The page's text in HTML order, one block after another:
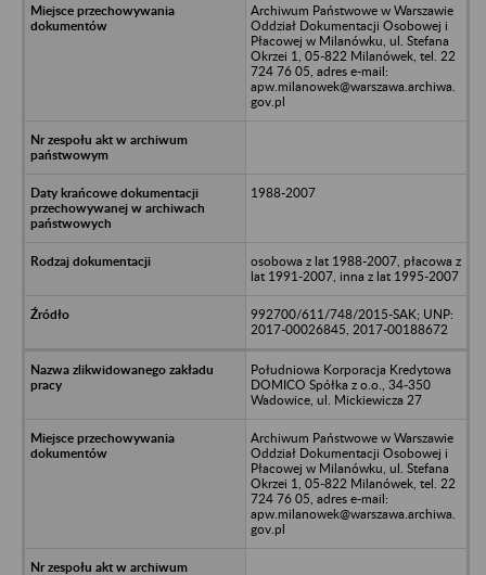
Archiwum Państwowe w Warszawie
Oddział Dokumentacji Osobowej i
Płacowej w Milanówku, ul. Stefana
Okrzei 1, 05-822 Milanówek, tel. 22
724 76 05, adres e-mail:
apw.milanowek@warszawa.archiwa.
gov.pl
1988-2007
osobowa z lat 1988-2007, płacowa z
lat 1991-2007, inna z lat 1995-2007
992700/611/748/2015-SAK; UNP:
2017-00026845, 2017-00188672
Południowa Korporacja Kredytowa
DOMICO Spółka z o.o., 34-350
Wadowice, ul. Mickiewicza 27
Archiwum Państwowe w Warszawie
Oddział Dokumentacji Osobowej i
Płacowej w Milanówku, ul. Stefana
Okrzei 1, 05-822 Milanówek, tel. 22
724 76 05, adres e-mail:
apw.milanowek@warszawa.archiwa.
gov.pl